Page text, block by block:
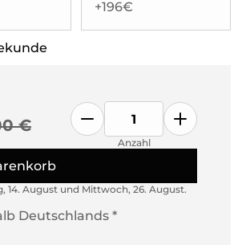
+196€
€
Anzahl
14. August und Mittwoch, 26. August.
Deutschlands *